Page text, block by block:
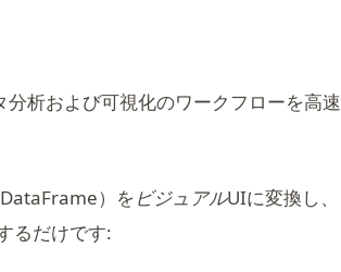
析および可視化のワークフローを高速
）をビジュアルUIに変換し、
るだけです: